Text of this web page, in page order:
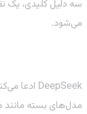
سه دلیل کلیدی،
می‌شود.
مدل‌های بسته